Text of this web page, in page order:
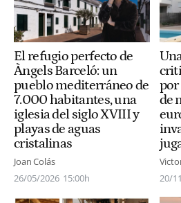
El refugio perfecto de
Àngels Barceló: un
pueblo mediterráneo de
7.000 habitantes, una
iglesia del siglo XVIII y
playas de aguas
cristalinas
Joan Colás
26/05/2026 15:00h
por
de
20/